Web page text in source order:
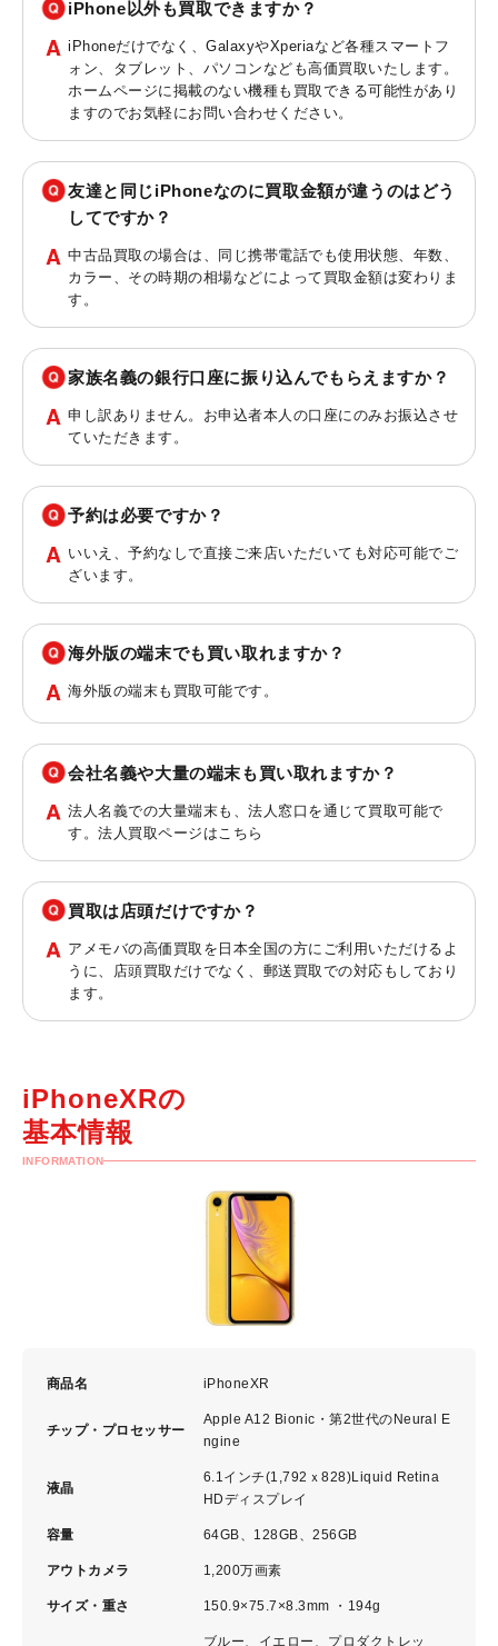
iPhone以外も買取できますか？
iPhoneだけでなく、GalaxyやXperiaなど各種スマートフ
ォン、タブレット、パソコンなども高価買取いたします。
ホームページに掲載のない機種も買取できる可能性があり
ますのでお気軽にお問い合わせください。
友達と同じiPhoneなのに買取金額が違うのはどう
してですか？
中古品買取の場合は、同じ携帯電話でも使用状態、年数、
カラー、その時期の相場などによって買取金額は変わりま
す。
家族名義の銀行口座に振り込んでもらえますか？
申し訳ありません。お申込者本人の口座にのみお振込させ
ていただきます。
予約は必要ですか？
いいえ、予約なしで直接ご来店いただいても対応可能でご
ざいます。
海外版の端末でも買い取れますか？
海外版の端末も買取可能です。
会社名義や大量の端末も買い取れますか？
法人名義での大量端末も、法人窓口を通じて買取可能で
す。法人買取ページは こちら
買取は店頭だけですか？
アメモバの高価買取を日本全国の方にご利用いただけるよ
うに、店頭買取だけでなく、郵送買取での対応もしており
ます。
iPhoneXRの
基本情報
INFORMATION
商品名 iPhoneXR
チップ・プロセッサー
Apple A12 Bionic・第2世代のNeural E
ngine
液晶
6.1インチ(1,792ｘ828)Liquid Retina
HDディスプレイ
容量 64GB、128GB、256GB
アウトカメラ 1,200万画素
サイズ・重さ 150.9×75.7×8.3mm ・194g
ブルー、イエロー、プロダクトレッ